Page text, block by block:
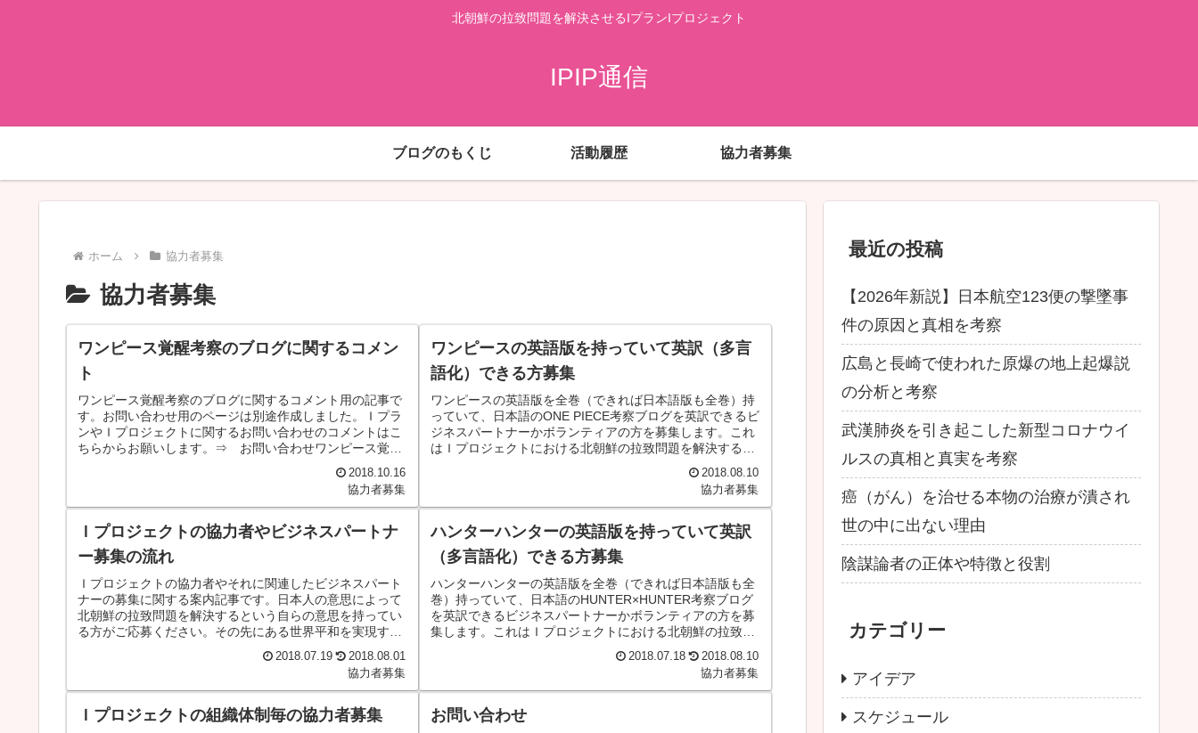
北朝鮮の拉致問題を解決させるIプランIプロジェクト
IPIP通信
ブログのもくじ 活動履歴 協力者募集
ホーム 協力者募集
協力者募集
ワンピース覚醒考察のブログに関するコメン
ト
ワンピース覚醒考察のブログに関するコメント用の記事で
す。お問い合わせ用のページは別途作成しました。Ｉプラ
ンやＩプロジェクトに関するお問い合わせのコメントはこ
ちらからお願いします。⇒ お問い合わせワンピース覚醒
2018.10.16
協力者募集
ワンピースの英語版を持っていて英訳（多言
語化）できる方募集
ワンピースの英語版を全巻（できれば日本語版も全巻）持
っていて、日本語のONE PIECE考察ブログを英訳できるビ
ジネスパートナーかボランティアの方を募集します。これ
はＩプロジェクトにおける北朝鮮の拉致問題を解決するた
2018.08.10
協力者募集
Ｉプロジェクトの協力者やビジネスパートナ
ー募集の流れ
Ｉプロジェクトの協力者やそれに関連したビジネスパート
ナーの募集に関する案内記事です。日本人の意思によって
北朝鮮の拉致問題を解決するという自らの意思を持ってい
る方がご応募ください。その先にある世界平和を実現する
2018.07.19
2018.08.01
協力者募集
ハンターハンターの英語版を持っていて英訳
（多言語化）できる方募集
ハンターハンターの英語版を全巻（できれば日本語版も全
巻）持っていて、日本語のHUNTER×HUNTER考察ブログ
を英訳できるビジネスパートナーかボランティアの方を募
集します。これはＩプロジェクトにおける北朝鮮の拉致問
2018.07.18
2018.08.10
協力者募集
Ｉプロジェクトの組織体制毎の協力者募集 お問い合わせ
最近の投稿
【2026年新説】日本航空123便の撃墜事
件の原因と真相を考察
広島と長崎で使われた原爆の地上起爆説
の分析と考察
武漢肺炎を引き起こした新型コロナウイ
ルスの真相と真実を考察
癌（がん）を治せる本物の治療が潰され
世の中に出ない理由
陰謀論者の正体や特徴と役割
カテゴリー
アイデア
スケジュール